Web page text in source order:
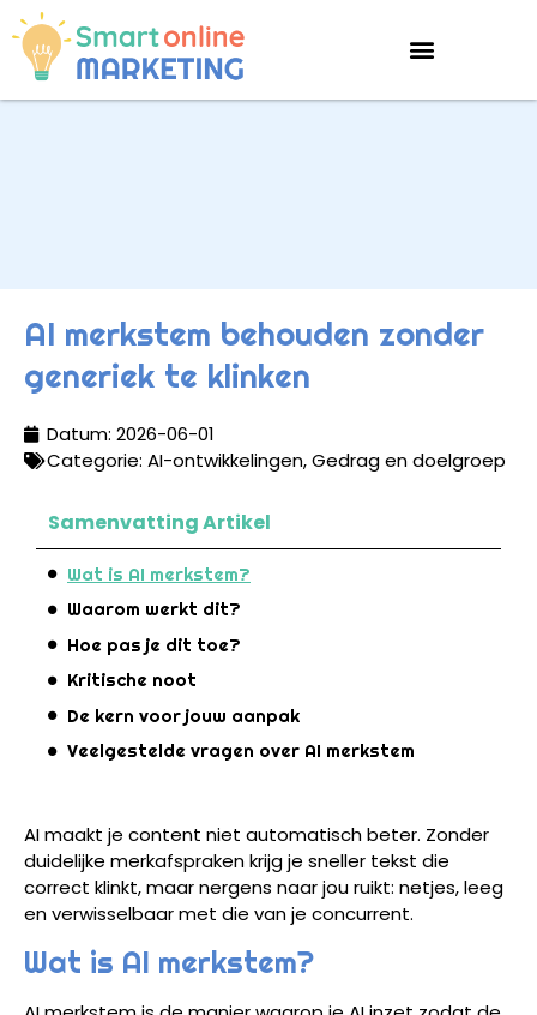
AI merkstem behouden zonder
generiek te klinken
Datum: 2026-06-01
Categorie: AI-ontwikkelingen,Gedrag en doelgroep
Samenvatting Artikel
Wat is AI merkstem?
Waarom werkt dit?
Hoe pas je dit toe?
Kritische noot
De kern voor jouw aanpak
Veelgestelde vragen over AI merkstem
AI maakt je content niet automatisch beter. Zonder
duidelijke merkafspraken krijg je sneller tekst die
correct klinkt, maar nergens naar jou ruikt: netjes, leeg
en verwisselbaar met die van je concurrent.
Wat is AI merkstem?